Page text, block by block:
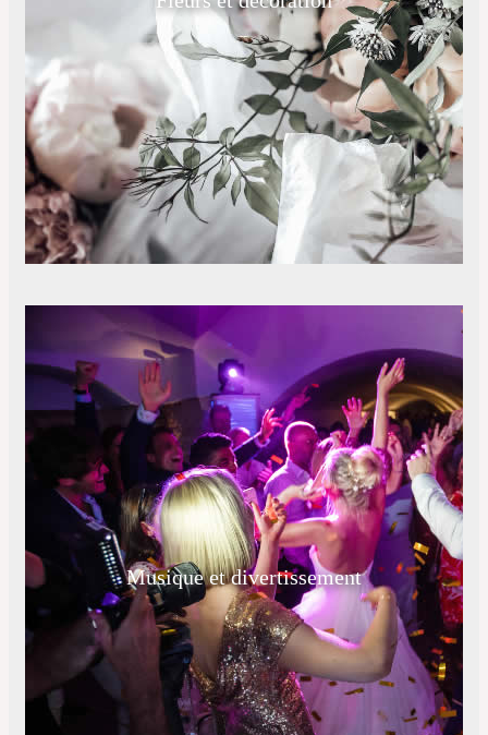
Musique et divertissement